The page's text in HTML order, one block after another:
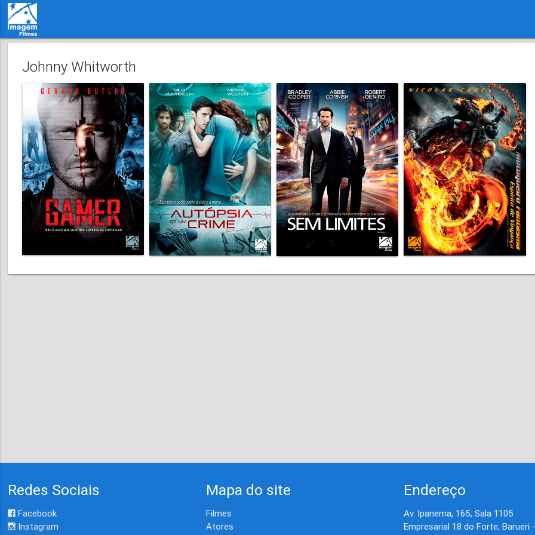
Johnny Whitworth
Redes Sociais
Facebook
Instagram
Mapa do site
Filmes
Atores
Endereço
Av. Ipanema, 165, Sala 1105
Empresarial 18 do Forte, Barueri